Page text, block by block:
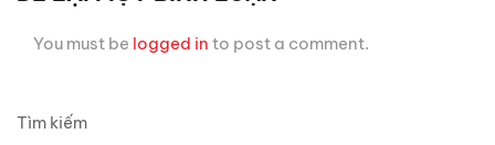
Tìm kiếm
You must be logged in to post a comment.